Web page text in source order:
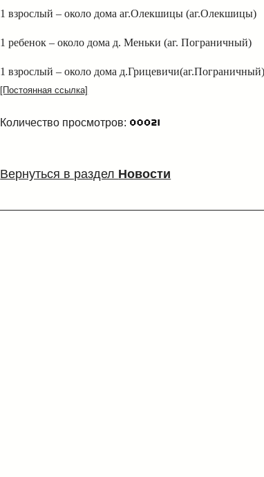
1 взрослый – около дома аг.Олекшицы (аг.Олекшицы)
1 ребенок – около дома д. Меньки (аг. Пограничный)
1 взрослый – около дома д.Грицевичи(аг.Пограничный)
[Постоянная ссылка]
Количество просмотров:
Вернуться в раздел Новости